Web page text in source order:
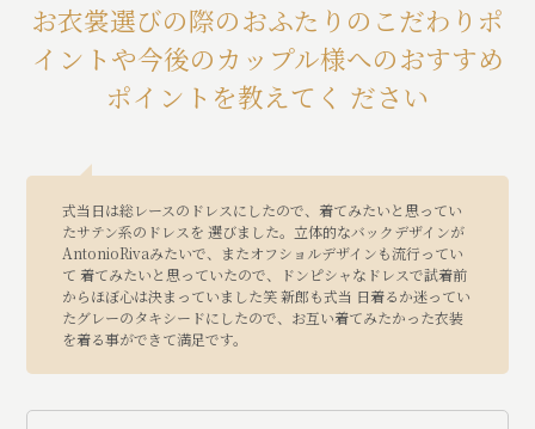
お衣裳選びの際のおふたりのこだわりポ
イントや今後のカップル様へのおすすめ
ポイントを教えてく ださい
式当日は総レースのドレスにしたので、着てみたいと思ってい
たサテン系のドレスを 選びました。立体的なバックデザインが
AntonioRivaみたいで、またオフショルデザインも流行ってい
て 着てみたいと思っていたので、ドンピシャなドレスで試着前
からほぼ心は決まっていました笑 新郎も式当 日着るか迷ってい
たグレーのタキシードにしたので、お互い着てみたかった衣装
を着る事ができて満足です。